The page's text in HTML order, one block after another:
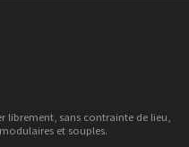
librement, sans contrainte de lieu,
et souples.